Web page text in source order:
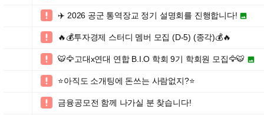
 ✈️ 2026 공군 통역장교 정기 설명회를 진행합니다! 
 🔥💰투자경제 스터디 멤버 모집 (D-5) (종각)💰🔥
 🐯🦅고대x연대 연합 B.I.O 학회 9기 학회원 모집🦅🐯 
 ⭐️아직도 소개팅에 돈쓰는 사람없지?⭐️
 금융공모전 함께 나가실 분 찾습니다!